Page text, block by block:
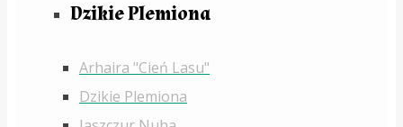
Dzikie Plemiona
Arhaira "Cień Lasu"
Dzikie Plemiona